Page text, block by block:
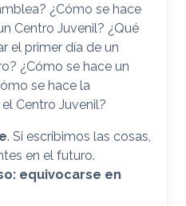
¿Cómo se hace
Centro Juvenil? ¿Qué
el primer día de un
¿Cómo se hace un
se hace la
Centro Juvenil?
. Si escribimos las cosas,
en el futuro.
equivocarse en